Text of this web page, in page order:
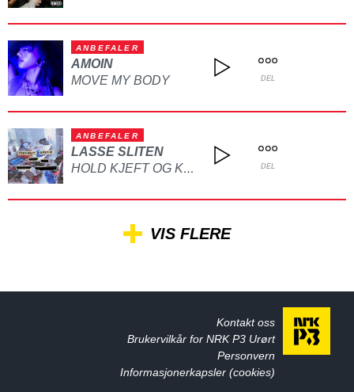
ANBEFALER
AMOIN
MOVE MY BODY
DEL
ANBEFALER
LASSE SLITEN
HOLD KJEFT OG KYSS MEG DEL
VIS FLERE
Kontakt oss
Brukervilkår for NRK P3 Urørt
Personvern
Informasjonerkapsler (cookies)